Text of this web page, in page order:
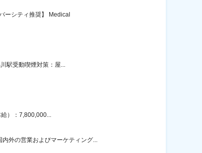
ーシティ推奨】 Medical
駅受動喫煙対策：屋...
）：7,800,000...
外の営業およびマーケティング...